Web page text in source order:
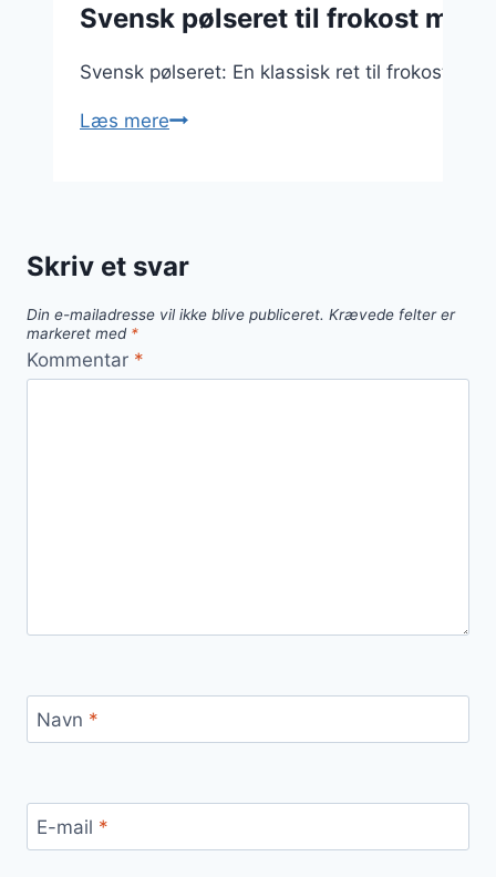
Svensk pølseret til frokost med
Svensk pølseret: En klassisk ret til frokost
Læs mereSvensk
flødesauce
Skriv et svar
Din e-mailadresse vil ikke blive publiceret. Krævede felter er
markeret med *
Kommentar *
Navn *
E-mail *